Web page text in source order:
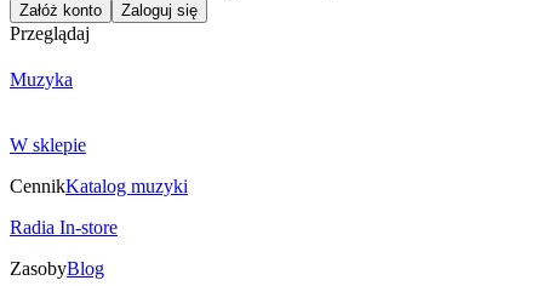
Załóż konto Zaloguj się
Przeglądaj
Muzyka
W sklepie
CennikKatalog muzyki
Radia In-store
ZasobyBlog